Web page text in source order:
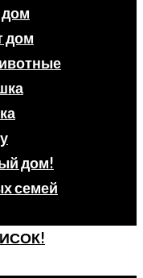
дом
дом
дом!
семей